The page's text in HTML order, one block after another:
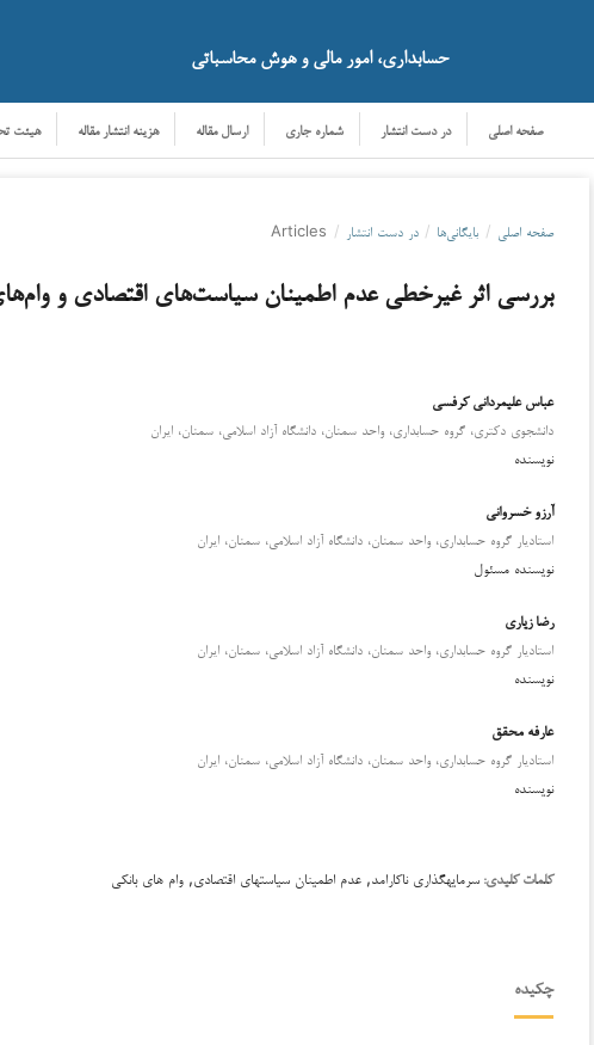
حسابداری، امور مالی و هوش محاسباتی
صفحه اصلی در دست انتشار شماره جاری ارسال مقاله هزینه انتشار مقاله هیئت
صفحه اصلی / بایگانی‌ها / در دست انتشار /
Articles
بررسی اثر غیرخطی عدم اطمینان سیاست‌های اقتصادی و
عباس علیمردانی کرفسی
دانشجوی دکتری، گروه حسابداری، واحد سمنان، دانشگاه آزاد اسلامی، سمنان، ایران
نویسنده
آرزو خسروانی
استادیار گروه حسابداري، واحد سمنان، دانشگاه آزاد اسلامی، سمنان، ایران
نویسنده مسئول
رضا زیاری
استادیار گروه حسابداري، واحد سمنان، دانشگاه آزاد اسلامی، سمنان، ایران
نویسنده
عارفه محقق
استادیار گروه حسابداري، واحد سمنان، دانشگاه آزاد اسلامی، سمنان، ایران
نویسنده
کلمات کلیدی: سرمایه‎گذاری ناکارامد, عدم اطمینان سیاستهای اقتصادی, وام های بانکی
چکیده
دانلود